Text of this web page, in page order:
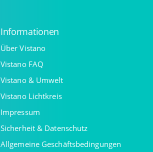
Informationen
Über Vistano
Vistano FAQ
Vistano & Umwelt
Vistano Lichtkreis
Impressum
Sicherheit & Datenschutz
Allgemeine Geschäftsbedingungen